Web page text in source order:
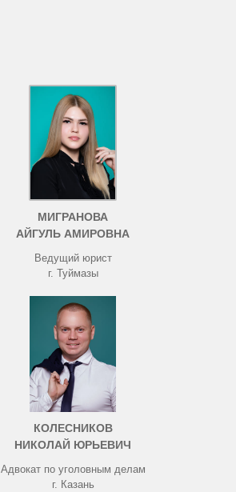
МИГРАНОВА
АЙГУЛЬ АМИРОВНА
Ведущий юрист
г. Туймазы
КОЛЕСНИКОВ
НИКОЛАЙ ЮРЬЕВИЧ
Адвокат по уголовным делам
г. Казань